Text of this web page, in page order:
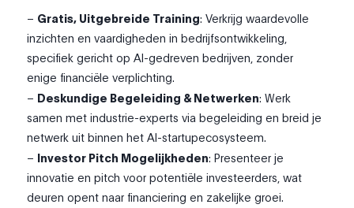
– Gratis, Uitgebreide Training: Verkrijg waardevolle
inzichten en vaardigheden in bedrijfsontwikkeling,
specifiek gericht op AI-gedreven bedrijven, zonder
enige financiële verplichting.
– Deskundige Begeleiding & Netwerken: Werk
samen met industrie-experts via begeleiding en breid je
netwerk uit binnen het AI-startupecosysteem.
– Investor Pitch Mogelijkheden: Presenteer je
innovatie en pitch voor potentiële investeerders, wat
deuren opent naar financiering en zakelijke groei.